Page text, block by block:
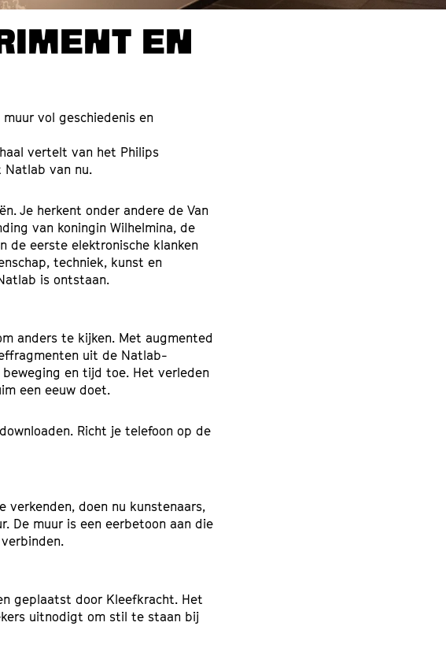
EN
vol geschiedenis en
vertelt van het Philips
Natlab van nu.
Je herkent onder andere de Van
van koningin Wilhelmina, de
de eerste elektronische klanken
techniek, kunst en
is ontstaan.
anders te kijken. Met augmented
uit de Natlab-
en tijd toe. Het verleden
een eeuw doet.
Richt je telefoon op de
verkenden, doen nu kunstenaars,
De muur is een eerbetoon aan die
geplaatst door Kleefkracht. Het
uitnodigt om stil te staan bij